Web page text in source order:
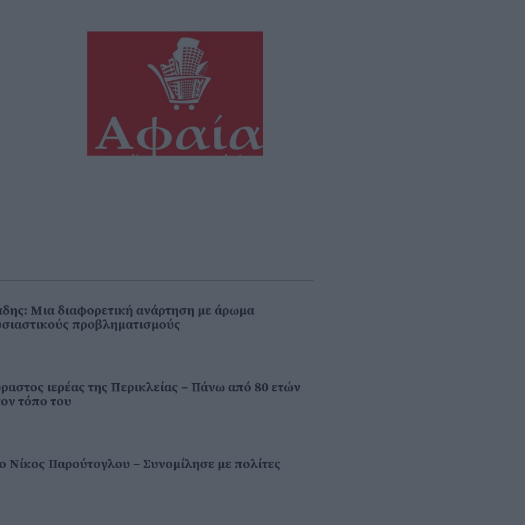
Μια διαφορετική ανάρτηση με άρωμα
προβληματισμούς
ιερέας της Περικλείας – Πάνω από 80 ετών
τόπο του
Νίκος Παρούτογλου – Συνομίλησε με πολίτες